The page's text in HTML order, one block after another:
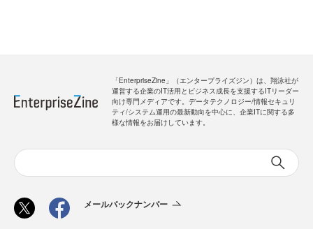
「EnterpriseZine」（エンタープライズジン）は、翔泳社が
運営する企業のIT活用とビジネス成長を支援するITリーダー
向け専門メディアです。データテクノロジー/情報セキュリ
ティ/システム運用の最新動向を中心に、企業ITに関する多
様な情報をお届けしています。
メールバックナンバー